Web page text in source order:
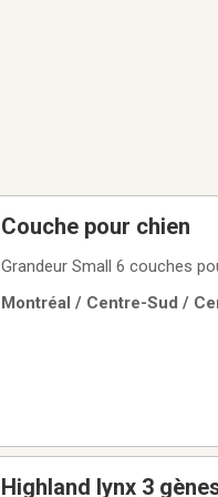
Couche pour chien
Grandeur Small 6 couches
Montréal / Centre-Sud /